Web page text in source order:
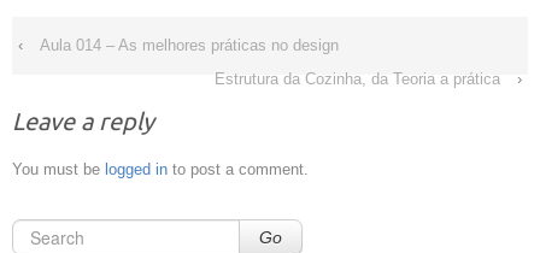
‹
Aula 014 – As melhores práticas no design
Estrutura da Cozinha, da Teoria a prática
›
Leave a reply
You must be logged in to post a comment.
Go